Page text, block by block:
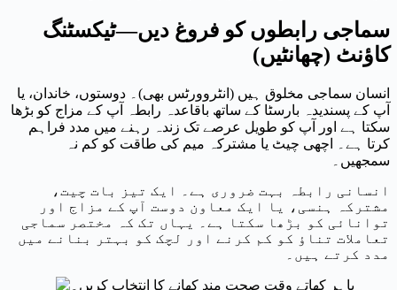
کاؤنٹ (چھانٹیں)
انسان سماجی مخلوق ہیں (انٹروورٹس بھی)۔ دوستوں، خاندان، یا
آپ کے پسندیدہ بارسٹا کے ساتھ باقاعدہ رابطہ آپ کے مزاج کو بڑھا
سکتا ہے اور آپ کو طویل عرصے تک زندہ رہنے میں مدد فراہم
کرتا ہے۔ اچھی چیٹ یا مشترکہ میم کی طاقت کو کم نہ
سمجھیں۔
انسانی رابطہ بہت ضروری ہے۔ ایک تیز بات چیت،
مشترکہ ہنسی، یا ایک معاون دوست آپ کے مزاج اور
توانائی کو بڑھا سکتا ہے۔ یہاں تک کہ مختصر سماجی
تعاملات تناؤ کو کم کرنے اور لچک کو بہتر بنانے میں
مدد کرتے ہیں۔